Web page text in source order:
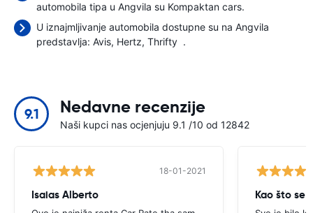
automobila tipa u Angvila su Kompaktan cars.
U iznajmljivanje automobila dostupne su na Angvila
predstavlja: Avis Hertz Thrifty .
9.1 Nedavne recenzije
Naši kupci nas ocjenjuju 9.1 /10 od 12842
18-01-2021
Isaias Alberto Kao što se